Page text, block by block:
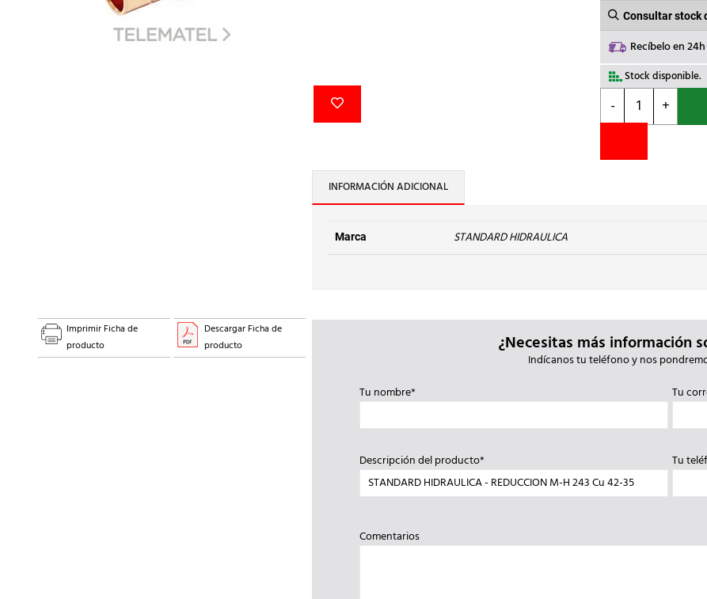
Consultar stock
Recíbelo en
Stock disponible.
-
STANDARD
HIDRAULICA
M-
+
INFORMACIÓN ADICIONAL
Marca STANDARD HIDRAULICA
Imprimir Ficha de
producto
Descargar Ficha de
producto
¿Necesitas más información
Indícanos tu teléfono y nos
Tu nombre*
Tu
Descripción del producto* Tu
Comentarios